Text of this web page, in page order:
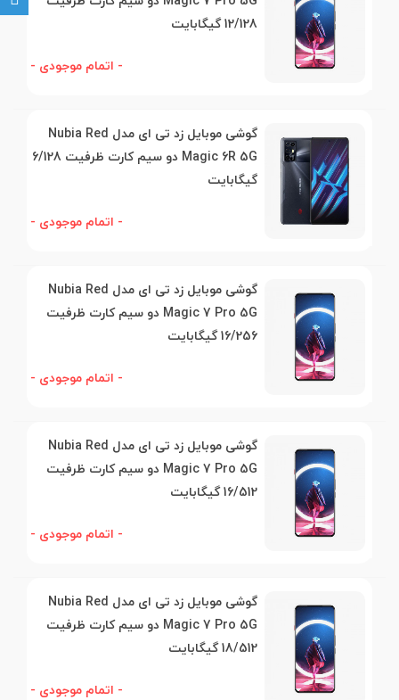
12/128 گیگابایت
- اتمام موجودی -
گوشی موبایل زد تی ای مدل Nubia Red
Magic 6R 5G دو سیم کارت ظرفیت 6/128
گیگابایت
- اتمام موجودی -
گوشی موبایل زد تی ای مدل Nubia Red
Magic 7 Pro 5G دو سیم کارت ظرفیت
16/256 گیگابایت
- اتمام موجودی -
گوشی موبایل زد تی ای مدل Nubia Red
Magic 7 Pro 5G دو سیم کارت ظرفیت
16/512 گیگابایت
- اتمام موجودی -
گوشی موبایل زد تی ای مدل Nubia Red
Magic 7 Pro 5G دو سیم کارت ظرفیت
18/512 گیگابایت
- اتمام موجودی -